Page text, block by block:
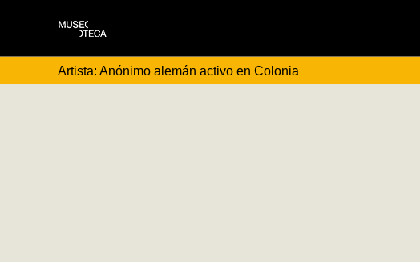
Artista: Anónimo alemán activo en Colonia